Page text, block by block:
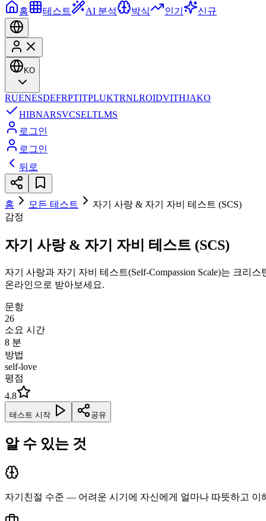
홈
테스트 AI 분석 박식 인기 신규
KO
RUENESDEFRPTITPLUKTRNLROIDVITHJAKO
HIBNARSVCSELTLMS
로그인
로그인
뒤로
홈 모든 테스트
자기 사랑 & 자기 자비 테스트 (SCS)
감정
자기 사랑 & 자기 자비 테스트 (SCS)
자기 사랑과 자기 자비 테스트(Self-Compassion Scale)는 크
온라인으로 받아보세요.
문항
26
소요 시간
8 분
방법
self-love
평점
4.8
테스트 시작 공유
알 수 있는 것
자기친절 수준 — 어려운 시기에 자신에게 얼마나 따뜻하고 이